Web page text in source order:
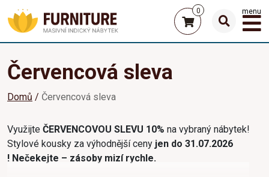
0 menu
Červencová sleva
Domů Červencová sleva
Využijte ČERVENCOVOU SLEVU 10% na vybraný nábytek!
Stylové kousky za výhodnější ceny jen do 31.07.2026
! Nečekejte – zásoby mizí rychle.